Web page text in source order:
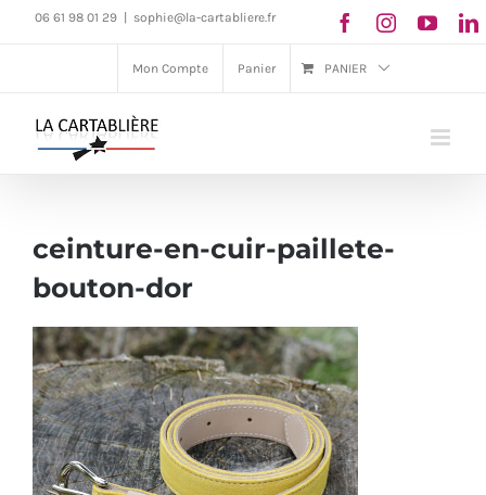
Passer06 61 98 01 29 sophie@la-cartabliere.fr
Mon Compte Panier PANIER
ceinture-en-cuir-paillete-
bouton-dor